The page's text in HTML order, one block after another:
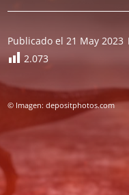
Publicado el 21 May 2023
2.073
© Imagen: depositphotos.com